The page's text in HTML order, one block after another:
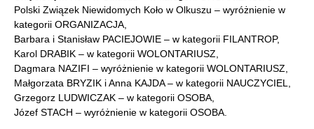
Polski Związek Niewidomych Koło w Olkuszu – wyróżnienie w
kategorii ORGANIZACJA,
Barbara i Stanisław PACIEJOWIE – w kategorii FILANTROP,
Karol DRABIK – w kategorii WOLONTARIUSZ,
Dagmara NAZIFI – wyróżnienie w kategorii WOLONTARIUSZ,
Małgorzata BRYZIK i Anna KAJDA – w kategorii NAUCZYCIEL,
Grzegorz LUDWICZAK – w kategorii OSOBA,
Józef STACH – wyróżnienie w kategorii OSOBA.